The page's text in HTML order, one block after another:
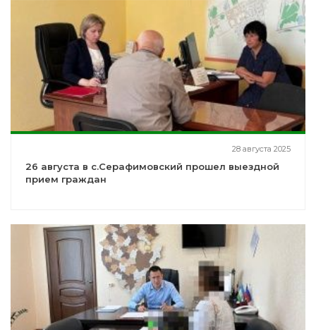
28 августа 2025
26 августа в с.Серафимовский прошел выездной
прием граждан